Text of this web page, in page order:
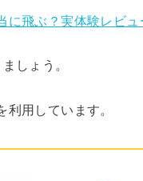
飛ぶ？実体験レビ
しょう。
用しています。